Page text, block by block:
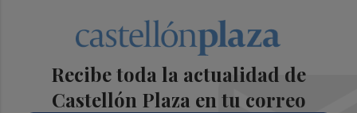
Recibe toda la actualidad de
Castellón Plaza en tu correo